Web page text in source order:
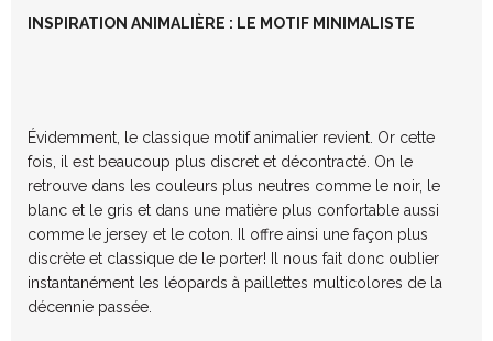
INSPIRATION ANIMALIÈRE : LE MOTIF MINIMALISTE
Évidemment, le classique motif animalier revient. Or cette
fois, il est beaucoup plus discret et décontracté. On le
retrouve dans les couleurs plus neutres comme le noir, le
blanc et le gris et dans une matière plus confortable aussi
comme le jersey et le coton. Il offre ainsi une façon plus
discrète et classique de le porter! Il nous fait donc oublier
instantanément les léopards à paillettes multicolores de la
décennie passée.